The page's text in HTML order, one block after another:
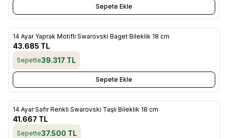
Sepete Ekle
Yeni
Favorilere Ekle
14 Ayar Yaprak Motifli Swarovski Baget Bileklik 18 cm
43.685 TL
Sepette39.317 TL
Sepete Ekle
Yeni
Favorilere Ekle
14 Ayar Safir Renkli Swarovski Taşlı Bileklik 18 cm
41.667 TL
Sepette37.500 TL